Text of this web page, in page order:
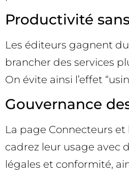
Productivité
Les éditeurs gagnent
brancher des services
On évite ainsi l’effet
Gouvernance
La page Connecteurs et
cadrez leur usage avec
légales et conformité,